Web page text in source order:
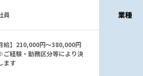
員 業種
月給】210,000円～380,000円
経験・勤務区分等により決
ます